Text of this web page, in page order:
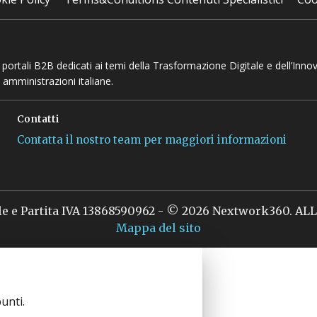
B2B dedicati ai temi della Trasformazione Digitale e
italiane.
Contatti
Contatta il nostro team per maggiori informazioni
Partita IVA 13868590962 - © 2026 Nextwork360. ALL
Mappa del sito